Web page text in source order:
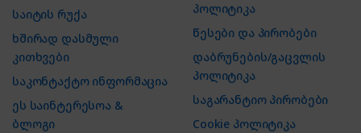
საიტის რუქა
ხშირად დასმული
კითხვები
საკონტაქტო ინფორმაცია
ეს საინტერესოა &
ბლოგი
პოლიტიკა
წესები და პირობები
დაბრუნების/გაცვლის
პოლიტიკა
საგარანტიო პირობები
Cookie პოლიტიკა